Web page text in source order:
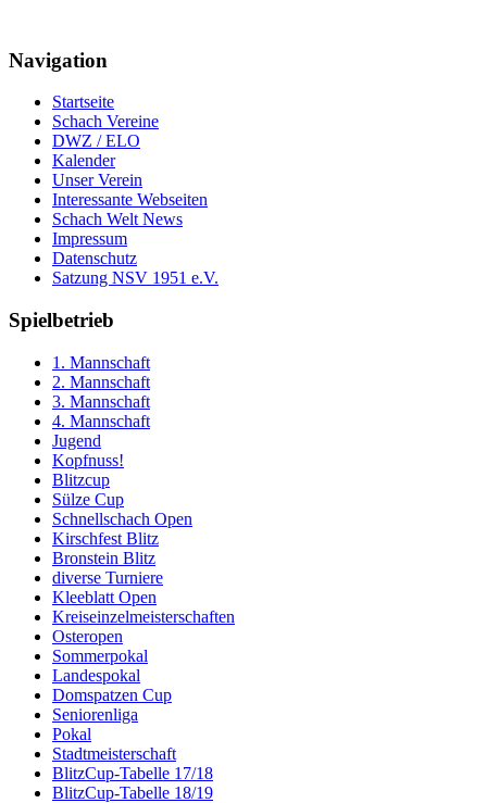
Navigation
Startseite
Schach Vereine
DWZ / ELO
Kalender
Unser Verein
Interessante Webseiten
Schach Welt News
Impressum
Datenschutz
Satzung NSV 1951 e.V.
Spielbetrieb
1. Mannschaft
2. Mannschaft
3. Mannschaft
4. Mannschaft
Jugend
Kopfnuss!
Blitzcup
Sülze Cup
Schnellschach Open
Kirschfest Blitz
Bronstein Blitz
diverse Turniere
Kleeblatt Open
Kreiseinzelmeisterschaften
Osteropen
Sommerpokal
Landespokal
Domspatzen Cup
Seniorenliga
Pokal
Stadtmeisterschaft
BlitzCup-Tabelle 17/18
BlitzCup-Tabelle 18/19